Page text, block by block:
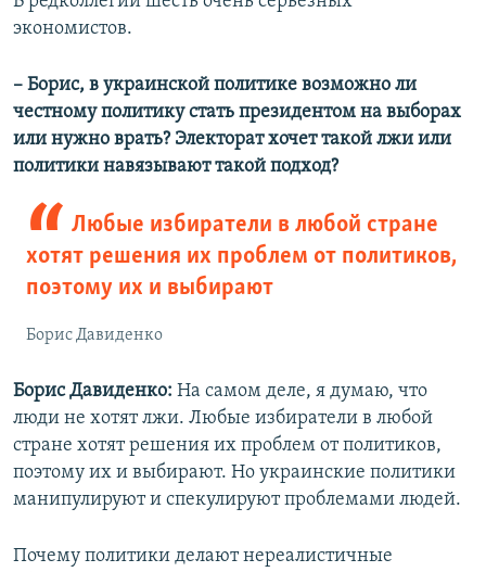
экономистов.
– Борис, в украинской политике возможно ли
честному политику стать президентом на выборах
или нужно врать? Электорат хочет такой лжи или
политики навязывают такой подход?
Любые избиратели в любой стране
хотят решения их проблем от политиков,
поэтому их и выбирают
Борис Давиденко
Борис Давиденко: На самом деле, я думаю, что
люди не хотят лжи. Любые избиратели в любой
стране хотят решения их проблем от политиков,
поэтому их и выбирают. Но украинские политики
манипулируют и спекулируют проблемами людей.
Почему политики делают нереалистичные